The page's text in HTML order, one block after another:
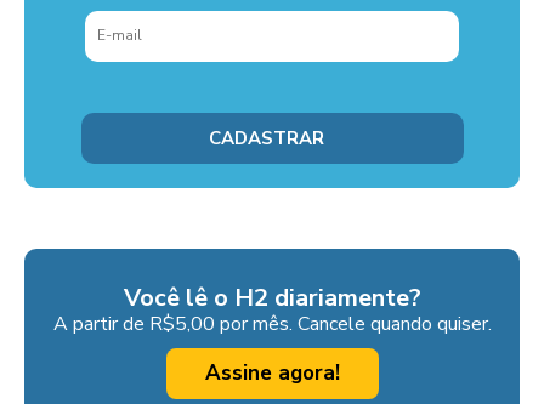
Você lê o H2 diariamente?
A partir de R$5,00 por mês. Cancele quando quiser.
Assine agora!